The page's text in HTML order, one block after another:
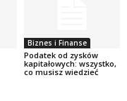
Biznes i Finanse
Podatek od zysków
kapitałowych: wszystko,
co musisz wiedzieć